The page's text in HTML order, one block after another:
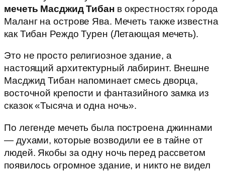
мечеть Масджид Тибан в окрестностях города
Маланг на острове Ява. Мечеть также известна
как Тибан Реждо Турен (Летающая мечеть).
Это не просто религиозное здание, а
настоящий архитектурный лабиринт. Внешне
Масджид Тибан напоминает смесь дворца,
восточной крепости и фантазийного замка из
сказок «Тысяча и одна ночь».
По легенде мечеть была построена джиннами
— духами, которые возводили ее в тайне от
людей. Якобы за одну ночь перед рассветом
появилось огромное здание, и никто не видел